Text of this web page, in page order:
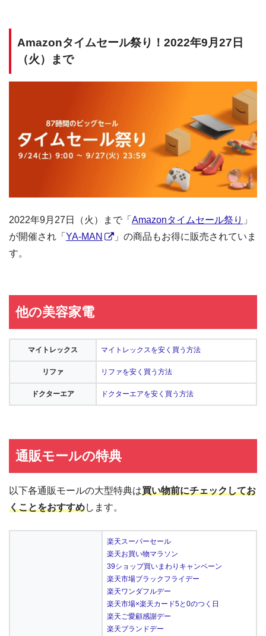
Amazonタイムセール祭り！2022年9月27日
（火）まで
2022年9月27日（火）まで「 Amazonタイムセール祭り 」
が開催され「 YA-MAN
」の商品もお得に販売されていま
す。
他の美容家電
マイトレックス マイトレックスを安く買う方法
リファ リファを安く買う方法
ドクターエア ドクターエアを安く買う方法
通販モールの特典
以下各通販モールの大型特典は買い物前にチェックしてお
くことをおすすめします。
楽天スーパーセール
楽天お買い物マラソン
39ショップ買いまわりキャンペーン
楽天市場ブラックフライデー
楽天ワンダフルデー
楽天市場×楽天カード5と0のつく日
楽天ご愛顧感謝デー
楽天ブランドデー